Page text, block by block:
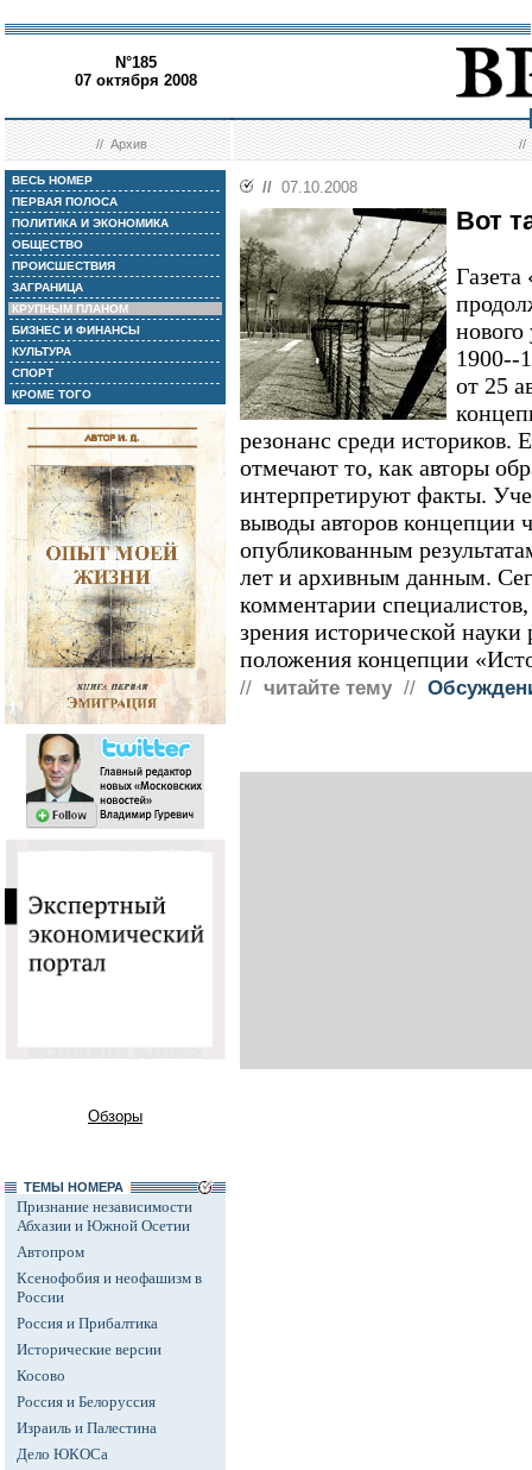
N°185
07 октября 2008
//Архив //
ВЕСЬ НОМЕР
ПЕРВАЯ ПОЛОСА
ПОЛИТИКА И ЭКОНОМИКА
ОБЩЕСТВО
ПРОИСШЕСТВИЯ
ЗАГРАНИЦА
КРУПНЫМ ПЛАНОМ
БИЗНЕС И ФИНАНСЫ
КУЛЬТУРА
СПОРТ
КРОМЕ ТОГО
Обзоры
ТЕМЫ НОМЕРА
Признание независимости
Абхазии и Южной Осетии
Автопром
Ксенофобия и неофашизм в
России
Россия и Прибалтика
Исторические версии
Косово
Россия и Белоруссия
Израиль и Палестина
Дело ЮКОСа
// 07.10.2008
Вот
1900--
от 25
резонанс среди историков.
отмечают то, как авторы
интерпретируют факты.
выводы авторов концепции
опубликованным
лет и архивным данным.
комментарии
зрения исторической науки
положения концепции
// читайте тему //